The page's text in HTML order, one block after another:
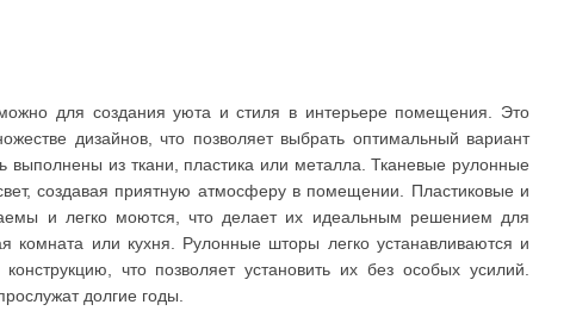
для создания уюта и стиля в интерьере помещения. Это
дизайнов, что позволяет выбрать оптимальный вариант
выполнены из ткани, пластика или металла. Тканевые рулонные
создавая приятную атмосферу в помещении. Пластиковые и
и легко моются, что делает их идеальным решением для
комната или кухня. Рулонные шторы легко устанавливаются и
что позволяет установить их без особых усилий.
долгие годы.